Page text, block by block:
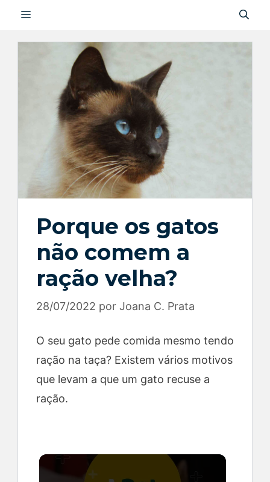
SaltarMENU
Porque os gatos
não comem a
ração velha?
28/07/2022 por Joana C. Prata
O seu gato pede comida mesmo tendo
ração na taça? Existem vários motivos
que levam a que um gato recuse a
ração.